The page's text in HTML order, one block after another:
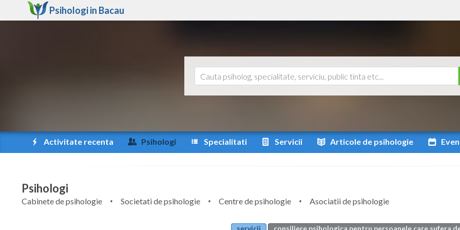
Psihologi in Bacau
Activitate recenta Psihologi Specialitati Servicii Articole de psihologie
Psihologi
Cabinete de psihologie Societati de psihologie Centre de psihologie
Asociatii de psihologie
servicii
consiliere psihologica pentru persoanele care sufera